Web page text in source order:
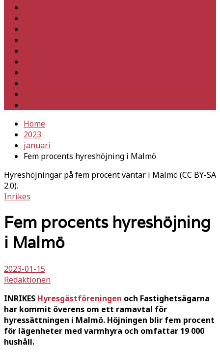
Home
2023
januari
Fem procents hyreshöjning i Malmö
Hyreshöjningar på fem procent väntar i Malmö (CC BY-SA
2.0).
Inrikes
Fem procents hyreshöjning
i Malmö
2023-01-15
Redaktionen
INRIKES Hyresgästföreningen och Fastighetsägarna
har kommit överens om ett ramavtal för
hyressättningen i Malmö. Höjningen blir fem procent
för lägenheter med varmhyra och omfattar 19 000
hushåll.